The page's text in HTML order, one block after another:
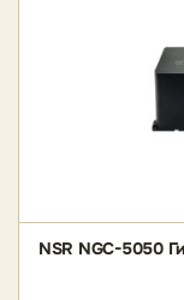
NSR NGC-5050